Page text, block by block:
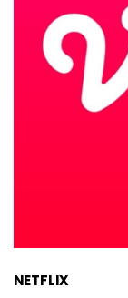
NETFLIX